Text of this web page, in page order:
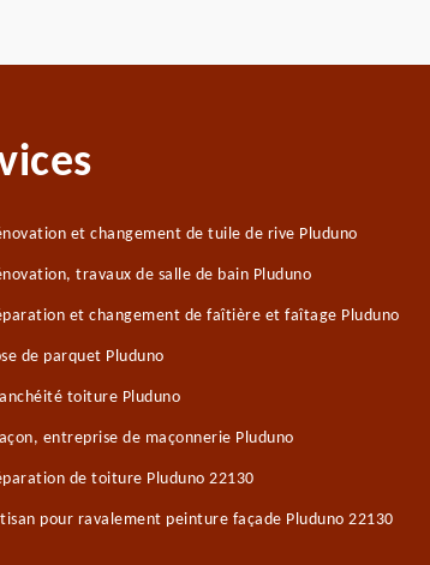
et changement de tuile de rive Pluduno
travaux de salle de bain Pluduno
et changement de faîtière et faîtage Pluduno
de parquet Pluduno
toiture Pluduno
entreprise de maçonnerie Pluduno
de toiture Pluduno 22130
pour ravalement peinture façade Pluduno 22130